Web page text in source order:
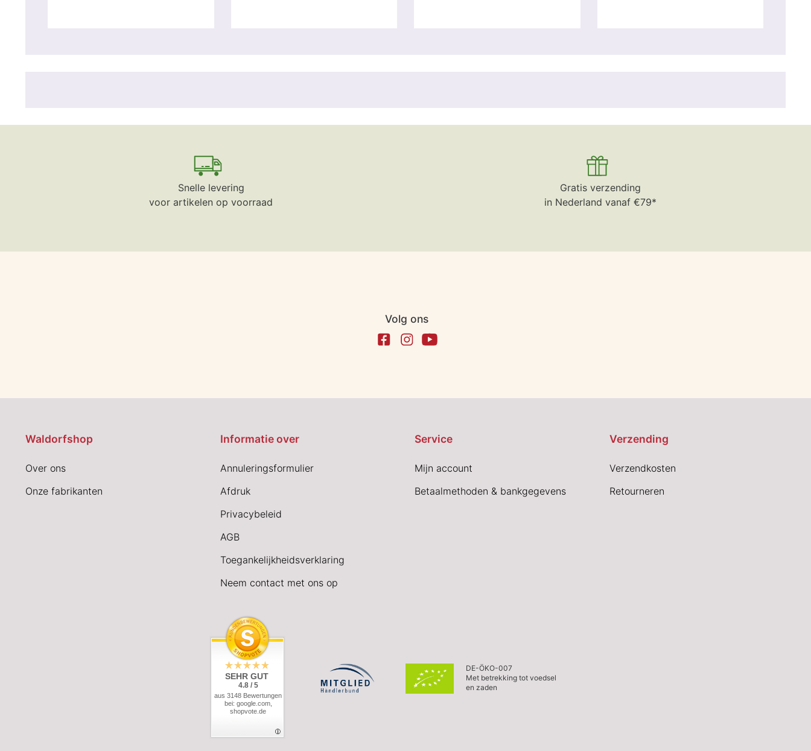
Snelle levering
voor artikelen op voorraad
Gratis verzending
in Nederland vanaf €79*
Volg ons
Waldorfshop
Over ons
Onze fabrikanten
Informatie over
Annuleringsformulier
Afdruk
Privacybeleid
AGB
Toegankelijkheidsverklaring
Neem contact met ons op
Service
Mijn account
Betaalmethoden & bankgegevens
Verzending
Verzendkosten
Retourneren
SEHR GUT
4.8 / 5
aus 3148 Bewertungen
bei: google.com,
shopvote.de
DE-ÖKO-007
Met betrekking tot voedsel
en zaden